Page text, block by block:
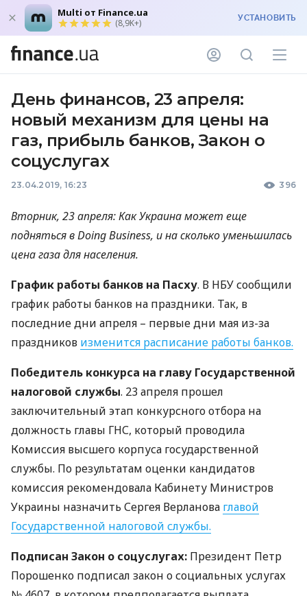
Multi от Finance.ua
(8,9K+) УСТАНОВИТЬ
День финансов, 23 апреля:
новый механизм для цены на
газ, прибыль банков, Закон о
соцуслугах
23.04.2019, 16:23 396
Вторник, 23 апреля: Как Украина может еще
подняться в Doing Business, и на сколько уменьшилась
цена газа для населения.
График работы банков на Пасху. В НБУсообщили
график работы банков на праздники. Так, в
последние дни апреля – первые дни мая из-за
праздников изменится расписание работы банков.
Победитель конкурса на главу Государственной
налоговой службы. 23 апреля прошел
заключительный этап конкурсного отбора на
должность главы ГНС, который проводила
Комиссия высшего корпуса государственной
службы. По результатам оценки кандидатов
комиссия рекомендовала Кабинету Министров
Украины назначить Сергея Верланова главой
Государственной налоговой службы.
Подписан Закон о соцуслугах: Президент Петр
Порошенко подписал закон о социальных услугах